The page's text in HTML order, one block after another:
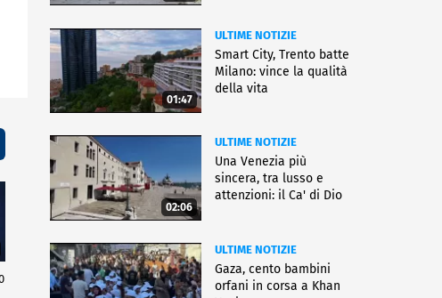
01:47
ULTIME NOTIZIE
Smart City, Trento batte
Milano: vince la qualità
della vita
02:06
ULTIME NOTIZIE
Una Venezia più
sincera, tra lusso e
attenzioni: il Ca' di Dio
ULTIME NOTIZIE
Gaza, cento bambini
orfani in corsa a Khan